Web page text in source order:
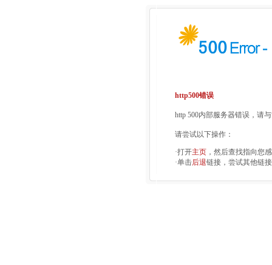
http500错误
http 500内部服务器错误，请
请尝试以下操作：
·打开主页 ，然后查找指向您
·单击后退链接，尝试其他链